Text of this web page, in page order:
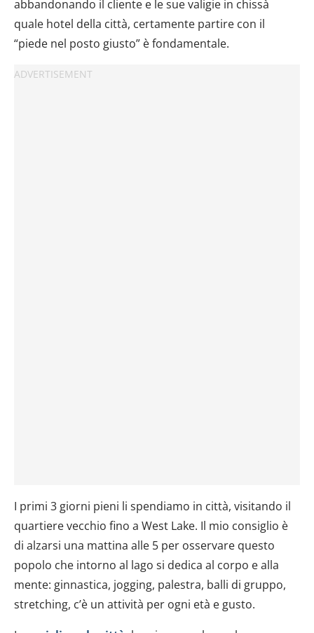
abbandonando il cliente e le sue valigie in chissà
quale hotel della città, certamente partire con il
“piede nel posto giusto” è fondamentale.
I primi 3 giorni pieni li spendiamo in città, visitando il
quartiere vecchio fino a West Lake. Il mio consiglio è
di alzarsi una mattina alle 5 per osservare questo
popolo che intorno al lago si dedica al corpo e alla
mente: ginnastica, jogging, palestra, balli di gruppo,
stretching, c’è un attività per ogni età e gusto.